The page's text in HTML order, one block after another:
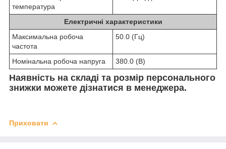
температура
Електричні характеристики
Максимальна робоча
частота
50.0 (Гц)
Номінальна робоча напруга 380.0 (В)
Наявність на складі та розмір персонального
знижки можете дізнатися в менеджера.
Приховати